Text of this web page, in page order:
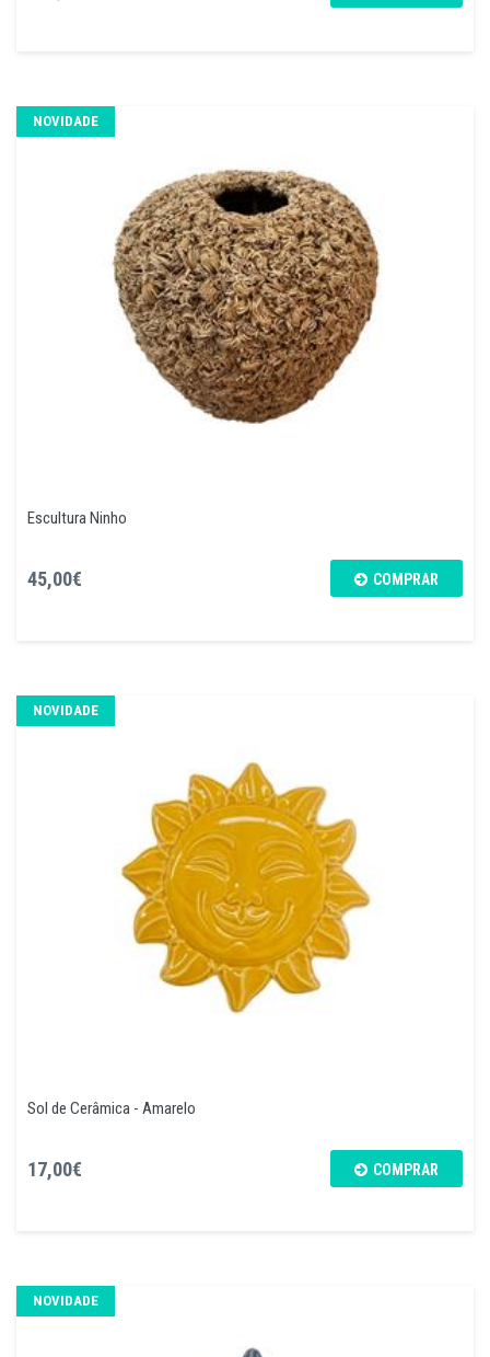
NOVIDADE
Escultura Ninho
45,00€ COMPRAR
NOVIDADE
Sol de Cerâmica - Amarelo
17,00€ COMPRAR
NOVIDADE